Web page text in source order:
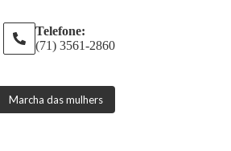
Telefone:
(71) 3561-2860
Marcha das mulhers